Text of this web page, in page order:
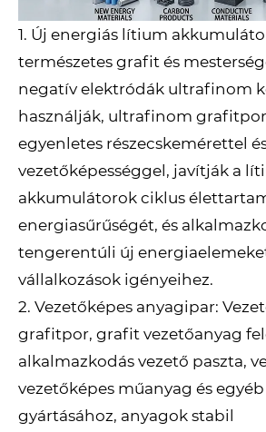
1. Új energiás lítium
természetes grafit és
negatív elektródák ultrafinom
használják, ultrafinom
egyenletes részecskemérettel
vezetőképességgel, javítják a
akkumulátorok ciklus
energiasűrűségét, és
tengerentúli új
vállalkozások igényeihez.
2. Vezetőképes anyagipar:
grafitpor, grafit vezetőanyag
alkalmazkodás vezető paszta,
vezetőképes műanyag és
gyártásához, anyagok stabil